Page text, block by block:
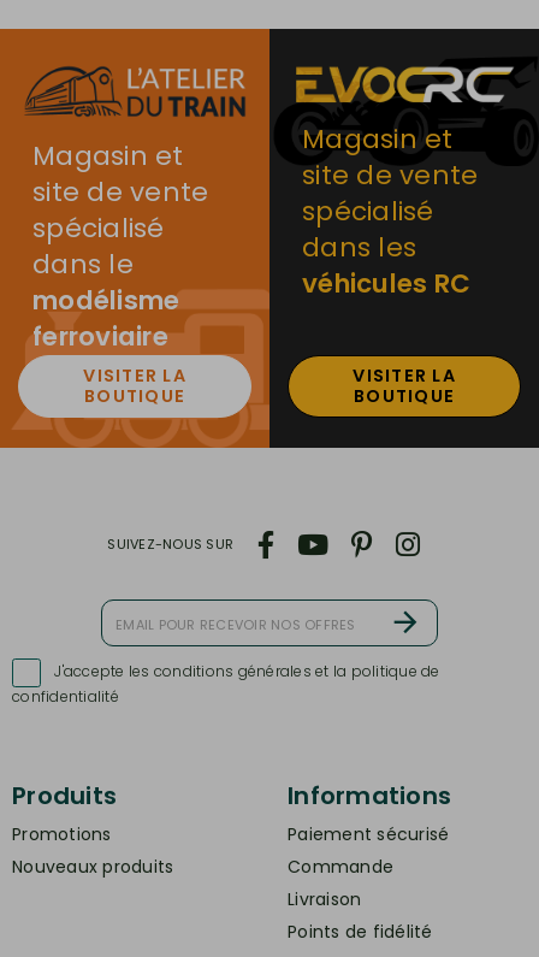
Magasin et
site de vente
spécialisé
dans le
modélisme
ferroviaire
VISITER LA
BOUTIQUE
Magasin et
site de vente
spécialisé
dans les
véhicules RC
VISITER LA
BOUTIQUE
J'accepte les conditions générales et la politique de
confidentialité
SUIVEZ-NOUS SUR
Produits
Promotions
Nouveaux produits
Informations
Paiement sécurisé
Commande
Livraison
Points de fidélité